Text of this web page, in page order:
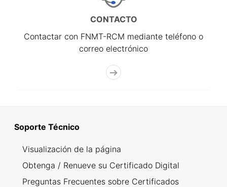
CONTACTO
Contactar con FNMT-RCM mediante teléfono o
correo electrónico
Soporte Técnico
Visualización de la página
Obtenga / Renueve su Certificado Digital
Preguntas Frecuentes sobre Certificados